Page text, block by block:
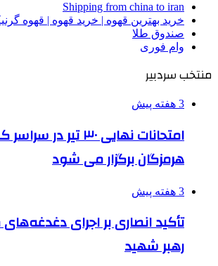
Shipping from china to iran
خرید بهترین قهوه | خرید قهوه | قهوه
صندوق طلا
وام فوری
منتخب سردبیر
3 هفته پیش
امتحانات نهایی ۳۰ تیر
هرمزگان برگزار می شود
3 هفته پیش
تأکید انصاری بر اجرای
رهبر شهید